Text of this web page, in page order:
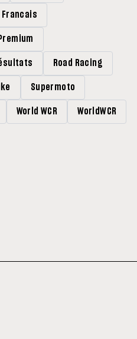
Francais
Premium
Road Racing
Supermoto
World WCR WorldWCR